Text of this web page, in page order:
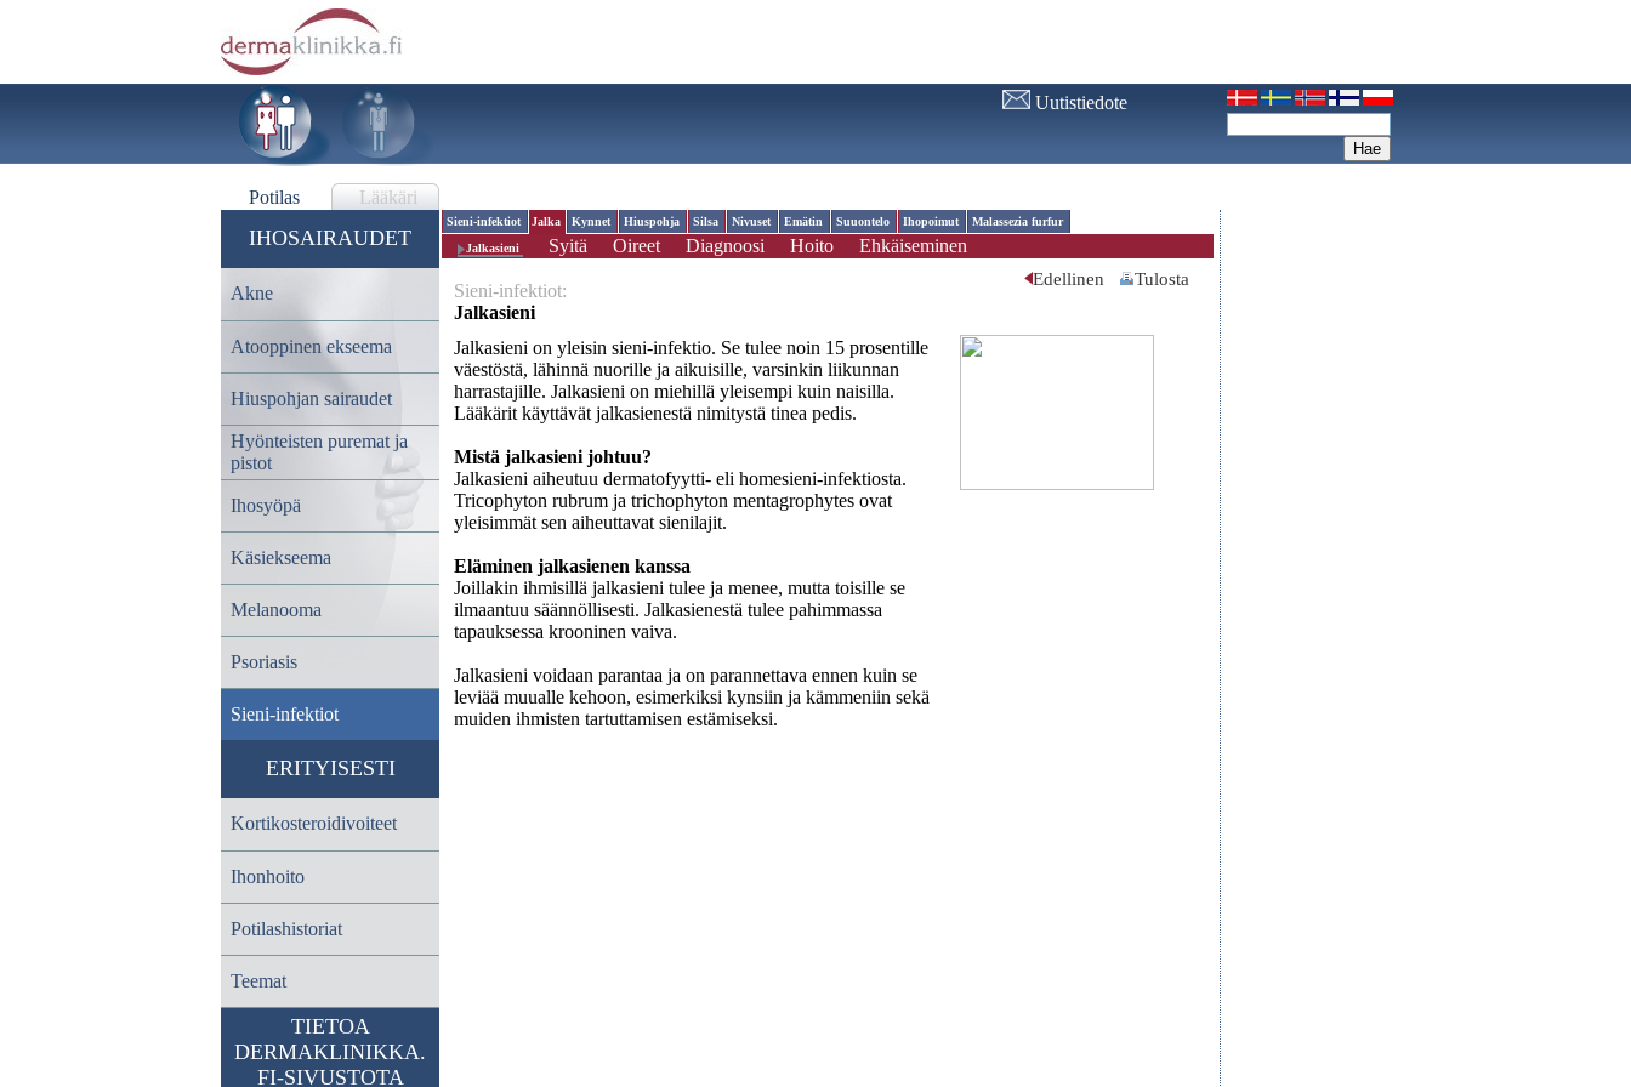
Uutistiedote
Potilas Lääkäri
IHOSAIRAUDET
Akne
Atooppinen ekseema
Hiuspohjan sairaudet
Hyönteisten puremat ja
pistot
Ihosyöpä
Käsiekseema
Melanooma
Psoriasis
Sieni-infektiot
ERITYISESTI
Kortikosteroidivoiteet
Ihonhoito
Potilashistoriat
Teemat
TIETOA
DERMAKLINIKKA.
FI-SIVUSTOTA
Sieni-infektiot Jalka Kynnet Hiuspohja Silsa Nivuset Emätin Suuontelo Ihopoimut
Malassezia furfur
Jalkasieni
Syitä Oireet Diagnoosi Hoito Ehkäiseminen
Sieni-infektiot:
Jalkasieni
Jalkasieni on yleisin sieni-infektio. Se tulee noin 15 prosentille
väestöstä, lähinnä nuorille ja aikuisille, varsinkin liikunnan
harrastajille. Jalkasieni on miehillä yleisempi kuin naisilla.
Lääkärit käyttävät jalkasienestä nimitystä tinea pedis.
Mistä jalkasieni johtuu?
Jalkasieni aiheutuu dermatofyytti- eli homesieni-infektiosta.
Tricophyton rubrum ja trichophyton mentagrophytes ovat
yleisimmät sen aiheuttavat sienilajit.
Eläminen jalkasienen kanssa
Joillakin ihmisillä jalkasieni tulee ja menee, mutta toisille se
ilmaantuu säännöllisesti. Jalkasienestä tulee pahimmassa
tapauksessa krooninen vaiva.
Jalkasieni voidaan parantaa ja on parannettava ennen kuin se
leviää muualle kehoon, esimerkiksi kynsiin ja kämmeniin sekä
muiden ihmisten tartuttamisen estämiseksi.
Edellinen Tulosta